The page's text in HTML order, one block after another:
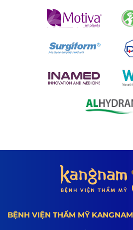
BỆNH VIỆN THẨM MỸ KANGNAM